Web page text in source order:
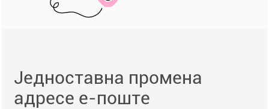
Једноставна промена
адресе е-поште